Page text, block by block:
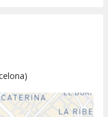
)